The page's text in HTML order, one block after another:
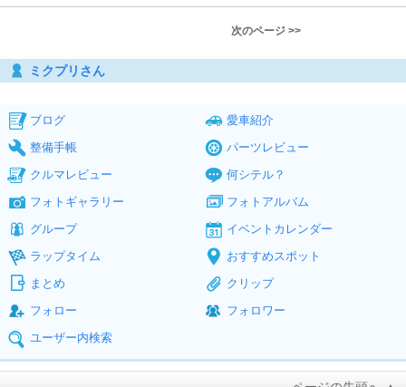
次のページ >>
ミクプリさん
ブログ
愛車紹介
整備手帳
パーツレビュー
クルマレビュー
何シテル？
フォトギャラリー
フォトアルバム
グループ
イベントカレンダー
ラップタイム
おすすめスポット
まとめ
クリップ
フォロー
フォロワー
ユーザー内検索